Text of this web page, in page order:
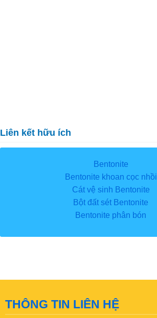
Liên kết hữu ích
Bentonite
Bentonite khoan cọc nhồi
Cát vệ sinh Bentonite
Bột đất sét Bentonite
Bentonite phân bón
THÔNG TIN LIÊN HỆ